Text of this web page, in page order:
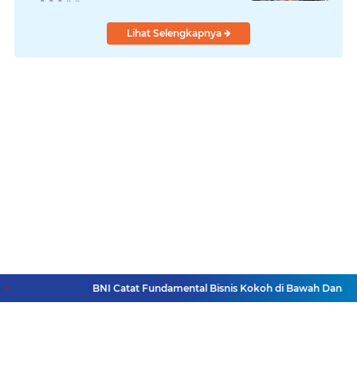
Lihat Selengkapnya
BNI Catat Fundamental Bisnis Kokoh di Bawah